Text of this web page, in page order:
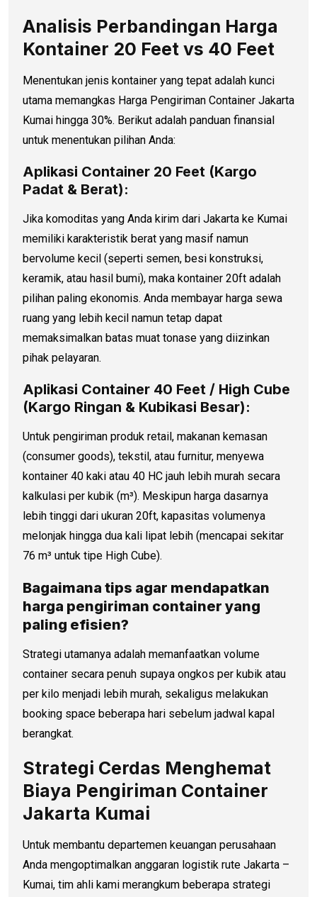
Analisis Perbandingan Harga
Kontainer 20 Feet vs 40 Feet
Menentukan jenis kontainer yang tepat adalah kunci
utama memangkas Harga Pengiriman Container Jakarta
Kumai hingga 30%. Berikut adalah panduan finansial
untuk menentukan pilihan Anda:
Aplikasi Container 20 Feet (Kargo
Padat & Berat):
Jika komoditas yang Anda kirim dari Jakarta ke Kumai
memiliki karakteristik berat yang masif namun
bervolume kecil (seperti semen, besi konstruksi,
keramik, atau hasil bumi), maka kontainer 20ft adalah
pilihan paling ekonomis. Anda membayar harga sewa
ruang yang lebih kecil namun tetap dapat
memaksimalkan batas muat tonase yang diizinkan
pihak pelayaran.
Aplikasi Container 40 Feet / High Cube
(Kargo Ringan & Kubikasi Besar):
Untuk pengiriman produk retail, makanan kemasan
(consumer goods), tekstil, atau furnitur, menyewa
kontainer 40 kaki atau 40 HC jauh lebih murah secara
kalkulasi per kubik (m³). Meskipun harga dasarnya
lebih tinggi dari ukuran 20ft, kapasitas volumenya
melonjak hingga dua kali lipat lebih (mencapai sekitar
76 m³ untuk tipe High Cube).
Bagaimana tips agar mendapatkan
harga pengiriman container yang
paling efisien?
Strategi utamanya adalah memanfaatkan volume
container secara penuh supaya ongkos per kubik atau
per kilo menjadi lebih murah, sekaligus melakukan
booking space beberapa hari sebelum jadwal kapal
berangkat.
Strategi Cerdas Menghemat
Biaya Pengiriman Container
Jakarta Kumai
Untuk membantu departemen keuangan perusahaan
Anda mengoptimalkan anggaran logistik rute Jakarta –
Kumai, tim ahli kami merangkum beberapa strategi